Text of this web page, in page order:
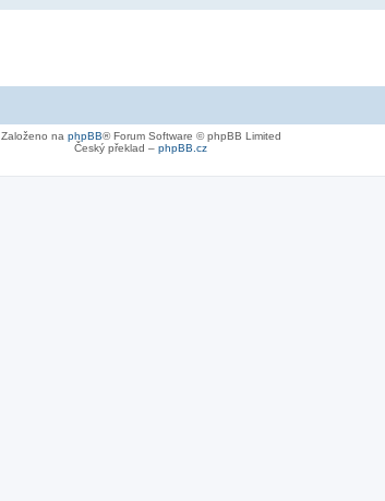
Založeno na phpBB® Forum Software © phpBB Limited
Český překlad – phpBB.cz